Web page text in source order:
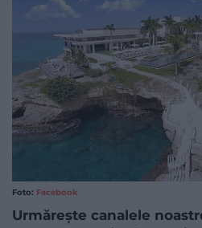
Foto: Facebook
Urmărește canalele